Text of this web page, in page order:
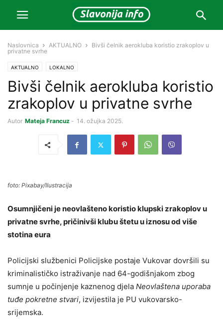
Naslovnica AKTUALNO
Bivši čelnik aerokluba koristio zrakoplov u
privatne svrhe
AKTUALNO LOKALNO
Bivši čelnik aerokluba koristio
zrakoplov u privatne svrhe
Autor Mateja Francuz - 14. ožujka 2025.
foto: Pixabay/Ilustracija
Osumnjičeni je neovlašteno koristio klupski zrakoplov u
privatne svrhe, pričinivši klubu štetu u iznosu od više
stotina eura
Policijski službenici Policijske postaje Vukovar dovršili su
kriminalističko istraživanje nad 64-godišnjakom zbog
sumnje u počinjenje kaznenog djela Neovlaštena uporaba
tuđe pokretne stvari, izvijestila je PU vukovarsko-
srijemska.